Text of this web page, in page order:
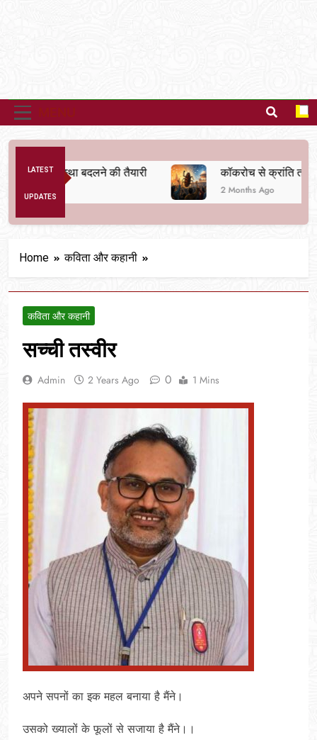
LATEST
UPDATES
व्यवस्था बदलने की तैयारी कॉकरोच से क्रांति तक
2 Months Ago
Home कविता और कहानी
कविता और कहानी
सच्ची तस्वीर
Admin 2 Years Ago 0 1 Mins
अपने सपनों का इक महल बनाया है मैंने।
उसको ख्यालों के फूलों से सजाया है मैंने।।